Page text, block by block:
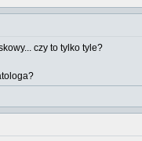
czy to tylko tyle?